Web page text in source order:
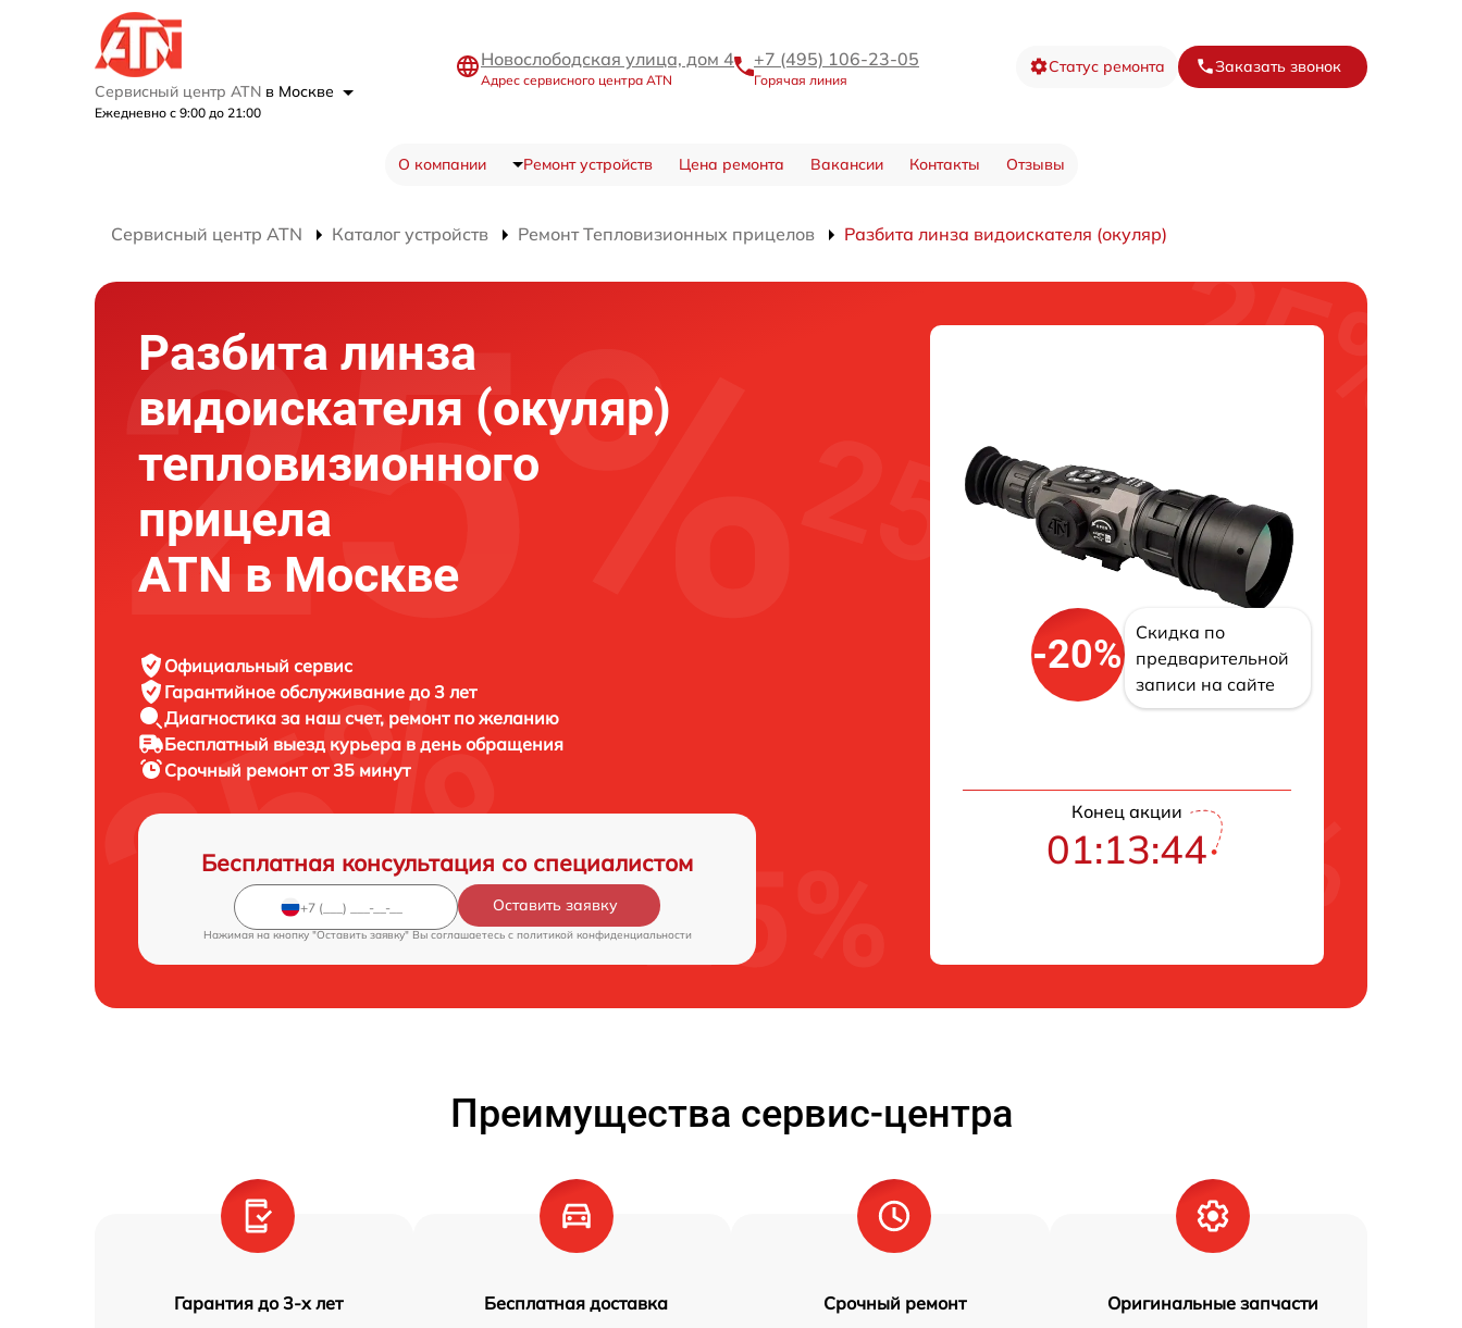
Сервисный центр ATN в Москве
Ежедневно с 9:00 до 21:00
Новослободская улица, дом 4
Адрес сервисного центра ATN
+7 (495) 106-23-05
Горячая линия
Статус ремонта Заказать звонок
О компании Ремонт устройств Цена ремонта Вакансии Контакты Отзывы
Сервисный центр ATN Каталог устройств Ремонт Тепловизионных прицелов Разбита линза видоискателя (окуляр)
Разбита линза
видоискателя (окуляр)
тепловизионного
прицела
ATN в Москве
Официальный сервис
Гарантийное обслуживание до 3 лет
Диагностика за наш счет, ремонт по желанию
Бесплатный выезд курьера в день обращения
Срочный ремонтот 35 минут
Бесплатная консультация со специалистом
Оставить заявку
Нажимая на кнопку "Оставить заявку" Вы соглашаетесь c политикой конфиденциальности
-20%
Скидка по
предварительной
записи на сайте
Конец акции
01:13:43
Преимущества сервис-центра
Гарантия до 3-х лет Бесплатная доставка Срочный ремонт Оригинальные запчасти